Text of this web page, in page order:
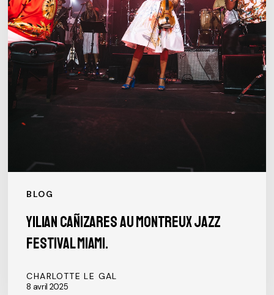
BLOG
Yilian Cañizares au Montreux Jazz
Festival Miami.
CHARLOTTE LE GAL
8 avril 2025